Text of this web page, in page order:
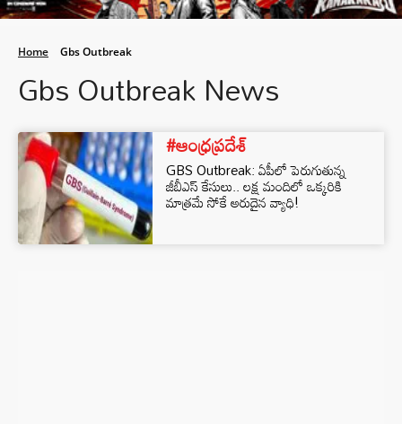
Home Gbs Outbreak
Gbs Outbreak News
#ఆంధ్రప్రదేశ్
GBS Outbreak: ఏపీలో పెరుగుతున్న
జీబీఎస్ కేసులు.. లక్ష మందిలో ఒక్కరికి
మాత్రమే సోకే అరుదైన వ్యాధి!